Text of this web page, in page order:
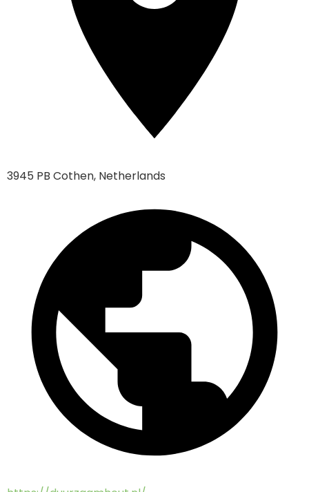
3945 PB Cothen, Netherlands